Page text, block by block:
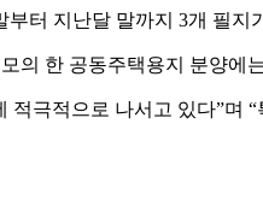
터 지난달 말까지 3개 필지
한 공동주택용지 분양에
극적으로 나서고 있다”며